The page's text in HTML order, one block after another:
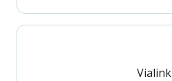
Vialink